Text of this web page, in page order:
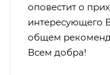
оповестит о
интересующего
общем
Всем добра!